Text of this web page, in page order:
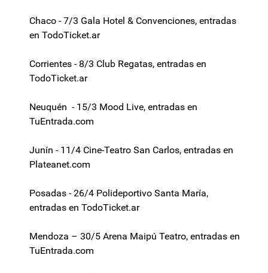
Chaco - 7/3 Gala Hotel & Convenciones, entradas
en TodoTicket.ar
Corrientes - 8/3 Club Regatas, entradas en
TodoTicket.ar
Neuquén - 15/3 Mood Live, entradas en
TuEntrada.com
Junín - 11/4 Cine-Teatro San Carlos, entradas en
Plateanet.com
Posadas - 26/4 Polideportivo Santa María,
entradas en TodoTicket.ar
Mendoza – 30/5 Arena Maipú Teatro, entradas en
TuEntrada.com